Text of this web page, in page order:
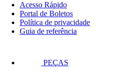
Acesso Rápido
Portal de Boletos
Política de privacidade
Guia de referência
PEÇAS